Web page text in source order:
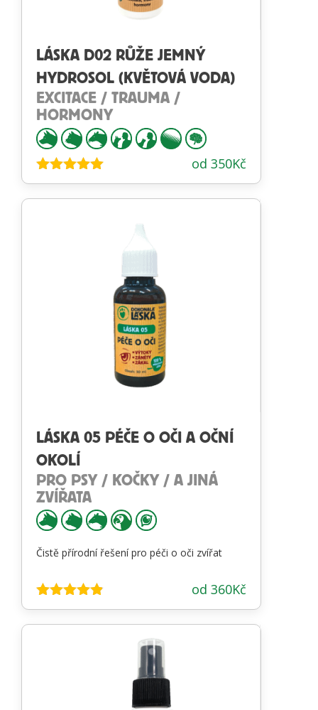
LÁSKA D02 RŮŽE JEMNÝ
HYDROSOL (KVĚTOVÁ VODA)
EXCITACE / TRAUMA /
HORMONY
Hodnocení
od 350Kč
LÁSKA 05 PÉČE O OČI A OČNÍ
OKOLÍ
PRO PSY / KOČKY / A JINÁ
ZVÍŘATA
Čistě přírodní řešení pro péči o oči zvířat
Hodnocení
od 360Kč